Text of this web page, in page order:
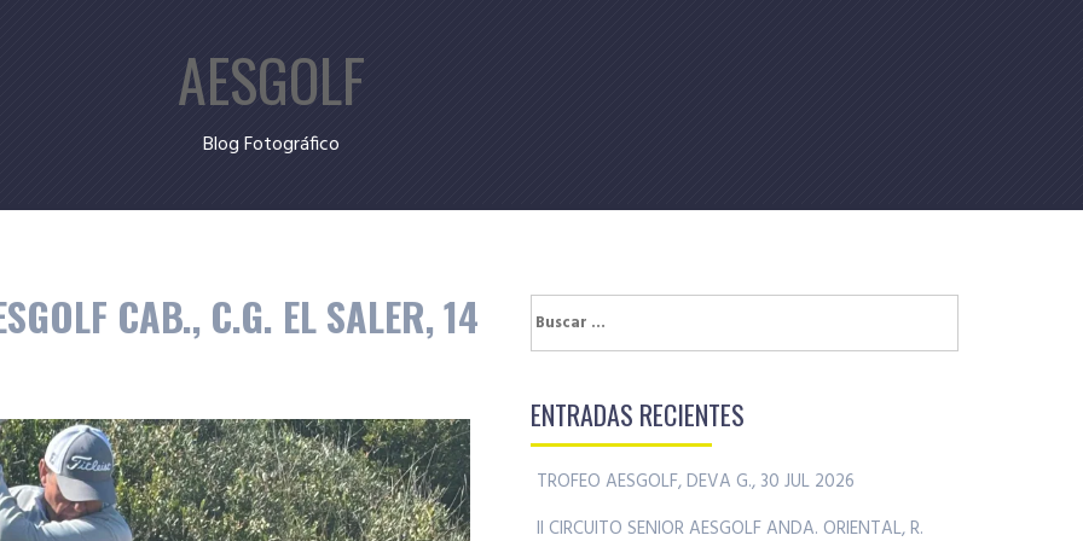
AESGOLF
Blog Fotográfico
CAB., C.G. EL SALER, 14 Buscar:
ENTRADAS RECIENTES
TROFEO AESGOLF, DEVA G., 30 JUL 2026
II CIRCUITO SENIOR AESGOLF ANDA. ORIENTAL, R.